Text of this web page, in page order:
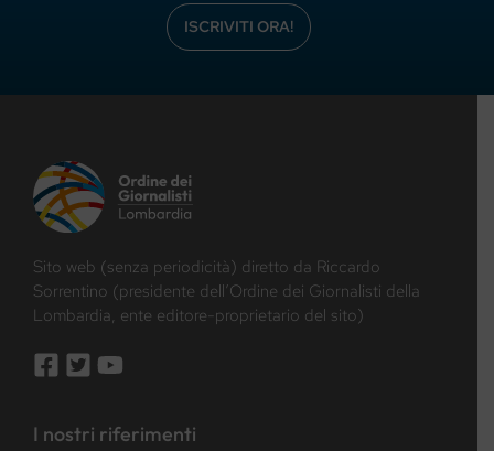
ISCRIVITI ORA!
Sito web (senza periodicità) diretto da Riccardo
Sorrentino (presidente dell’Ordine dei Giornalisti della
Lombardia, ente editore-proprietario del sito)
I nostri riferimenti